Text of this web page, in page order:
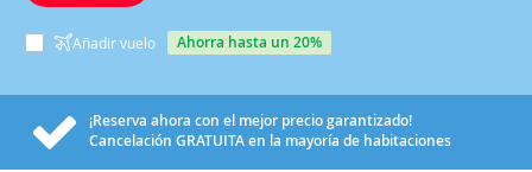
Añadir vuelo ahorra hasta un 20%
¡Reserva ahora con el mejor precio garantizado!
Cancelación GRATUITAen la mayoría de habitaciones